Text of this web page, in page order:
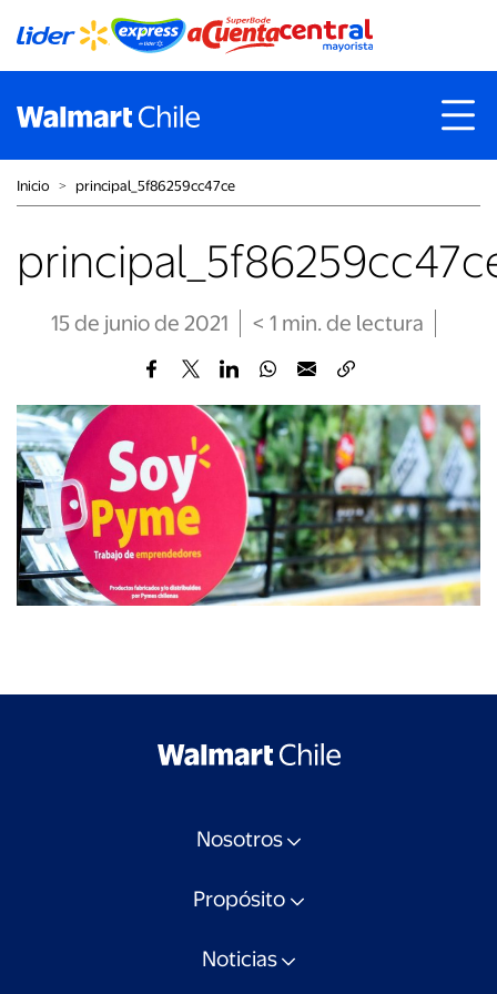
Inicio ˃ principal_5f86259cc47ce
15 de junio de 2021 < 1 min. de lectura
Nosotros
Propósito
Noticias